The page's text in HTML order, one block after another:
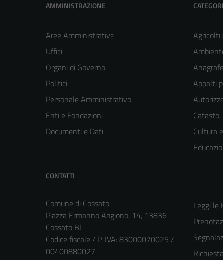
AMMINISTRAZIONE
Aree Amministrative
Uffici
Organi di Governo
Politici
Personale Amministrativo
Enti e Fondazioni
Documenti e Dati
Appalti
Catasto,
Cultura
CONTATTI
Comune di Cossato
Piazza Ermanno Angiono, 14, 13836
Cossato BI
Codice fiscale / P. IVA: 83000070025 /
00400880027
Leggi le